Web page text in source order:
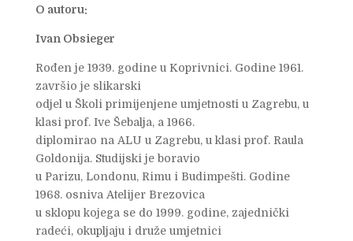
O autoru:
Ivan Obsieger
Rođen je 1939. godine u Koprivnici. Godine 1961.
završio je slikarski
odjel u Školi primijenjene umjetnosti u Zagrebu, u
klasi prof. Ive Šebalja, a 1966.
diplomirao na ALU u Zagrebu, u klasi prof. Raula
Goldonija. Studijski je boravio
u Parizu, Londonu, Rimu i Budimpešti. Godine
1968. osniva Atelijer Brezovica
u sklopu kojega se do 1999. godine, zajednički
radeći, okupljaju i druže umjetnici